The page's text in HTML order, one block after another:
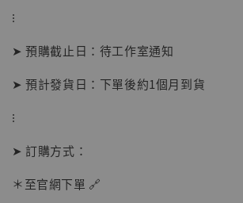
【店內現貨】海賊王 系列蒐藏雕
摩 [7STARS Studio]
NT$ 1,500
⁝
➤ 預購截止日：待工作室通知
➤ 預計發貨日：下單後約1個月到貨
⁝
➤ 訂購方式：
＊至官網下單 🔗